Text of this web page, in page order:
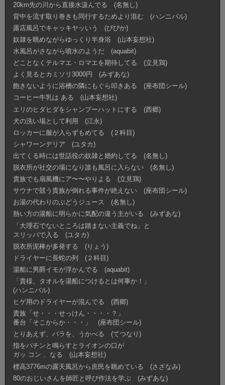
20km先の川から直接水汲んでる (名無し)
背中を流す取り巻きも同行するためより混む (ハンニバル)
露店風呂でキャッキヤッいう (ぴぴか)
奴隷を眺めながらゆっくり半身浴 (山本妄想社)
水風呂がさながら噴水のようだ (aquabit)
どことなくテルマエ・ロマエを期待してる (立見鶏)
よく見るとカミソリ3000円 (みずあな)
飽きないように浴槽の隣にもぐら叩きある (座布団シール)
コーヒー牛乳は ある (山本妄想社)
エリのヒダヒダをシャンプーハットにする (西郷)
犬の洗い場として利用 (江永)
ロッカーに服が入らずもめてる (２科目)
シャワーンデリア (ユタカ)
出てくる時には世話役の奴隷と婚約してる (名無し)
脱衣所が社交の場になり誰も風呂に入らない (名無し)
貴族でも扇風機にア〜〜やりよる (立見鶏)
サウナで競う貴族が倒れる事件が絶えない (座布団シール)
お湯の代わりのぶどうジュース (名無し)
熱い方の湯船に明らかに気配の違う主がいる (みずあな)
「大理石でないところは踏まない主義でね」と
スリッパで入る (ユタカ)
脱衣所泥棒が多発する (りょう)
ドライヤーに長蛇の列 (２科目)
湯船に男爵イモが浮かんでる (aquabit)
「貴様、タオルを湯船につけるとは何事か！」
(ハンニバル)
ヒゲ用のドライヤーが混んでる (西郷)
貴族「せ・・・せっけん・・・・？」
番台「そこからか・・・」 (座布団シール)
とりあえず、バラを、うかべる (てつなり)
指をパチンと鳴らすとライオンの口が
ガッ コン 、なる (山本妄想社)
標高3776mの露天風呂から庶民を眺めている (さざなみ)
80のおじいさんを師匠と呼び作法を学ぶ (みずあな)